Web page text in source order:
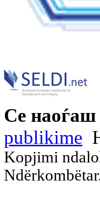
Се
publikime
Kopjimi